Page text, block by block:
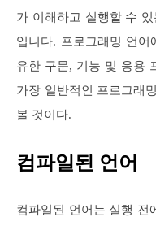
가 이해하고 실행할 수
입니다. 프로그래밍 언
유한 구문, 기능 및 응용
가장 일반적인 프로그래
볼 것이다.
컴파일된 언어
컴파일된 언어는 실행 전